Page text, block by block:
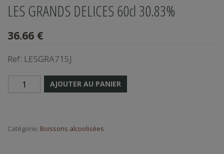
LES GRANDS DELICES 60cl 30.83%
36.66 €
Ref: LESGRA715J
AJOUTER AU PANIER
Catégorie: Boissons alcoolisées